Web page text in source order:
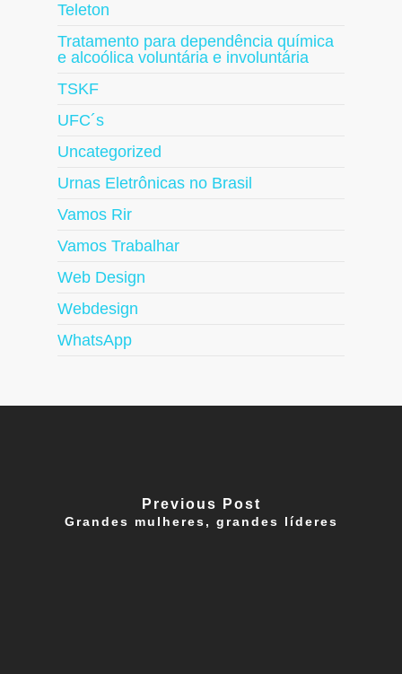
Teleton
Tratamento para dependência química
e alcoólica voluntária e involuntária
TSKF
UFC´s
Uncategorized
Urnas Eletrônicas no Brasil
Vamos Rir
Vamos Trabalhar
Web Design
Webdesign
WhatsApp
Previous Post
Grandes mulheres, grandes líderes